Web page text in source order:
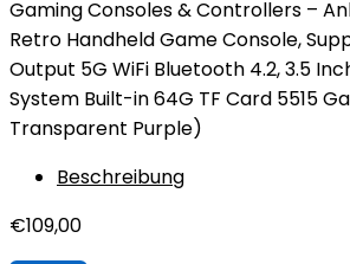
Gaming Consoles & Controllers –
Retro Handheld Game Console,
Output 5G WiFi Bluetooth 4.2, 3.5
System Built-in 64G TF Card 5515
Transparent Purple)
Beschreibung
€109,00